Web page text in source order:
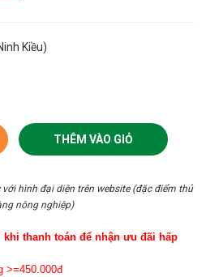
Kiều)
THÊM VÀO GIỎ
hình đại diện trên website (đặc điểm thủ
nông nghiệp)
khi thanh toán để nhận ưu đãi hấp
>=450.000đ